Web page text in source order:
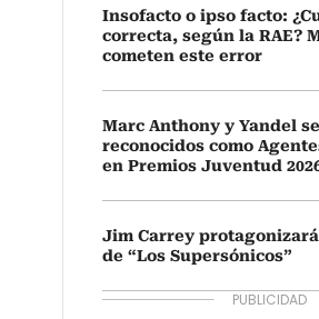
Insofacto o ipso facto:
correcta, según la RAE?
cometen este error
Marc Anthony y Yandel
reconocidos como
en Premios Juventud
Jim Carrey
de “Los Supersónicos”